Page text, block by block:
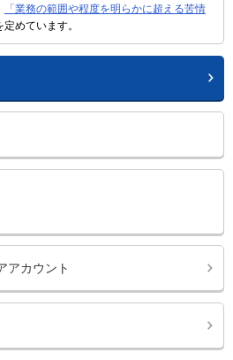
「業務の範囲や程度を明らかに超える苦情
めています。
アカウント